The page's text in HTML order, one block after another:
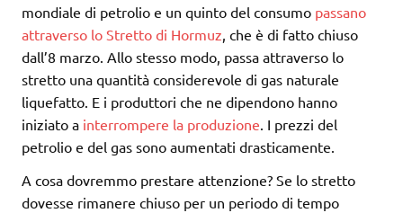
mondiale di petrolio e un quinto del consumo passano
attraverso lo Stretto di Hormuz, che è di fatto chiuso
dall’8 marzo. Allo stesso modo, passa attraverso lo
stretto una quantità considerevole di gas naturale
liquefatto. E i produttori che ne dipendono hanno
iniziato a interrompere la produzione. I prezzi del
petrolio e del gas sono aumentati drasticamente.
A cosa dovremmo prestare attenzione? Se lo stretto
dovesse rimanere chiuso per un periodo di tempo